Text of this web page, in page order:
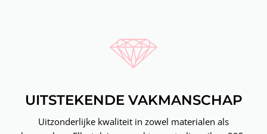
UITSTEKENDE VAKMANSCHAP
Uitzonderlijke kwaliteit in zowel materialen als